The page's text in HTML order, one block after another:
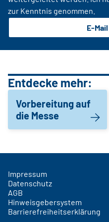
zur Kenntnis genommen.
E-
Entdecke mehr:
Vorbereitung auf
die Messe
Impressum
Datenschutz
AGB
Hinweisgebersystem
Barrierefreiheitserklärung